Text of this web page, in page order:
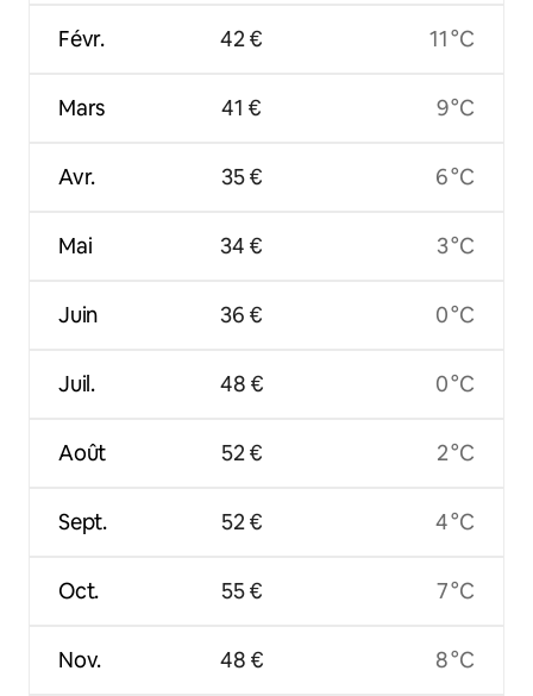
Févr.
Mars
Avr.
Mai
Juin
Juil.
Août
Sept.
Oct.
Nov.
42 €
41 €
35 €
34 €
36 €
48 €
52 €
52 €
55 €
48 €
11 °C
9 °C
6 °C
3 °C
0 °C
0 °C
2 °C
4 °C
7 °C
8 °C